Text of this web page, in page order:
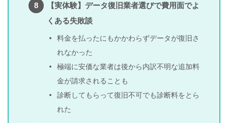
【実体験】データ復旧業者選びで費用面でよ
くある失敗談
料金を払ったにもかかわらずデータが復旧さ
れなかった
極端に安価な業者は後から内訳不明な追加料
金が請求されることも
診断してもらって復旧不可でも診断料をとら
れた